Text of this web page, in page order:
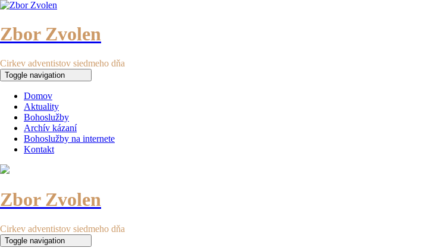
Zbor Zvolen
Cirkev adventistov siedmeho dňa
Toggle navigation
Domov
Aktuality
Bohoslužby
Archív kázaní
Bohoslužby na internete
Kontakt
Zbor Zvolen
Cirkev adventistov siedmeho dňa
Toggle navigation